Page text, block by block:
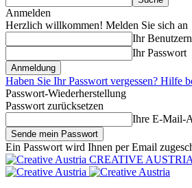
Anmelden
Herzlich willkommen! Melden Sie sich an
Ihr
Ihr Passwort
Haben Sie Ihr Passwort vergessen? Hilfe
Passwort-Wiederherstellung
Passwort zurücksetzen
Ihre E-Mail-
Ein Passwort wird Ihnen per Email
CREATIVE